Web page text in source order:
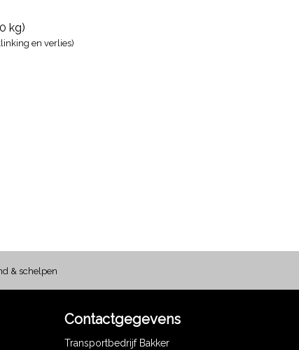
0 kg)
en verlies)
& schelpen
Contactgegevens
Transportbedrijf Bakker